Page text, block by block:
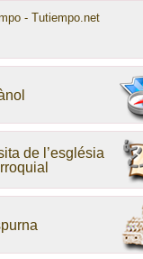
- Tutiempo.net
de l’església